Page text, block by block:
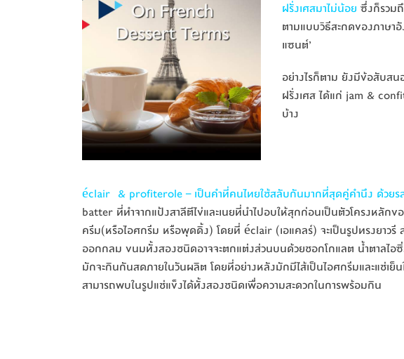
ฝรั่งเศสมาไม่น้อย ซึ่งก็รวม
ตามแบบวิธีสะกดของภาษา
แซนต์’
อย่างไรก็ตาม ยังมีข้อสับส
ฝรั่งเศส ได้แก่ jam &
บ้าง
éclair & profiterole – เป็นคำที่คนไทยใช้สลับกันมากที่สุดคู่คำนึง ด้วยร
batter ที่ทำจากแป้งสาลีตีไข่และเนยที่นำไปอบให้สุกก่อนเป็นตัวโครงหลัก
ครีม(หรือไอศกรีม หรือพุดดิ้ง) โดยที่ éclair (เอแคลร์) จะเป็นรูปทรงยาวรี
ออกกลม ขนมทั้งสองชนิดอาจจะตกแต่งส่วนบนด้วยชอกโกแลต น้ำตาลไอ
มักจะกินกันสดภายในวันผลิต โดยที่อย่างหลังมักมีไส้เป็นไอศกรีมและแช่เย็
สามารถพบในรูปแช่แข็งได้ทั้งสองชนิดเพื่อความสะดวกในการพร้อมกิน